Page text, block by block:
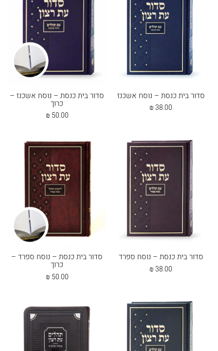
סדור בית כנסת – נוסח אשכנז
38.00
₪
סדור בית כנסת – נוסח אשכנז –
כרוך
50.00
₪
סדור בית כנסת – נוסח ספרד
38.00
₪
סדור בית כנסת – נוסח ספרד –
כרוך
50.00
₪